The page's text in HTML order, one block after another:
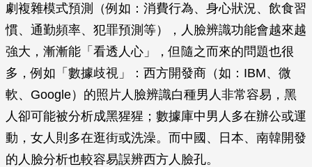
劇複雜模式預測（例如：消費行為、身心狀況、飲食習
慣、通勤頻率、犯罪預測等），人臉辨識功能會越來越
強大，漸漸能「看透人心」，但隨之而來的問題也很
多，例如「數據歧視」：西方開發商（如：IBM、微
軟、Google）的照片人臉辨識白種男人非常容易，黑
人卻可能被分析成黑猩猩；數據庫中男人多在辦公或運
動，女人則多在逛街或洗澡。而中國、日本、南韓開發
的人臉分析也較容易誤辨西方人臉孔。